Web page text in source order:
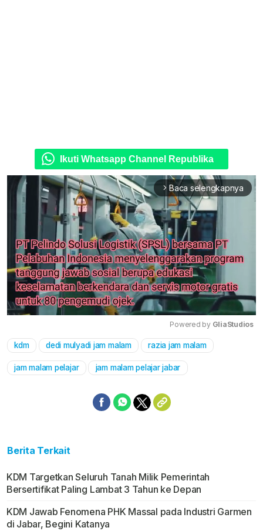
Ikuti Whatsapp Channel Republika
arrow_forward_ios Baca selengkapnya
Powered by GliaStudios
kdm dedi mulyadi jam malam razia jam malam
jam malam pelajar jam malam pelajar jabar
Berita Terkait
KDM Targetkan Seluruh Tanah Milik Pemerintah
Bersertifikat Paling Lambat 3 Tahun ke Depan
KDM Jawab Fenomena PHK Massal pada Industri Garmen
di Jabar, Begini Katanya